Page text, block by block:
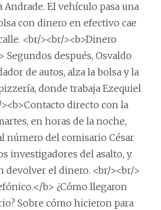
Andrade. El vehículo pasa una
con dinero en efectivo cae
<br/><br/><b>Dinero
Segundos después, Osvaldo
de autos, alza la bolsa y la
donde trabaja Ezequiel
directo con la
en horas de la noche,
número del comisario César
investigadores del asalto, y
devolver el dinero. <br/><br/>
b> ¿Cómo llegaron
Sobre cómo hicieron para